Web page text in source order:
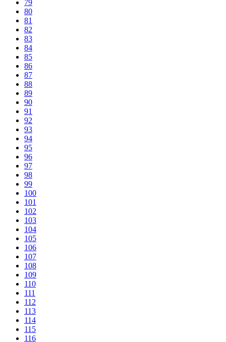
79
80
81
82
83
84
85
86
87
88
89
90
91
92
93
94
95
96
97
98
99
100
101
102
103
104
105
106
107
108
109
110
111
112
113
114
115
116